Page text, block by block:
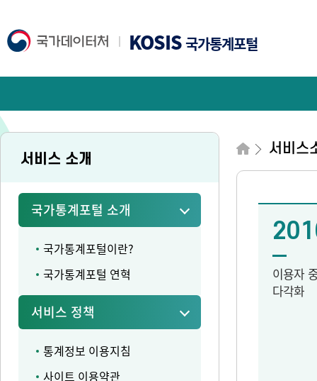
KOSIS국가통계포털
서비스 소개
국가통계포털 소개
국가통계포털이란?
국가통계포털 연혁
서비스 정책
통계정보 이용지침
사이트 이용약관
서비스
이용자
다각화